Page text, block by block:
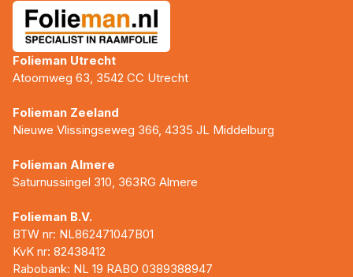
Folieman Utrecht
Atoomweg 63, 3542 CC Utrecht
Folieman Zeeland
Nieuwe Vlissingseweg 366, 4335 JL Middelburg
Folieman Almere
Saturnussingel 310, 363RG Almere
Folieman B.V.
BTW nr: NL862471047B01
KvK nr: 82438412
Rabobank: NL 19 RABO 0389388947